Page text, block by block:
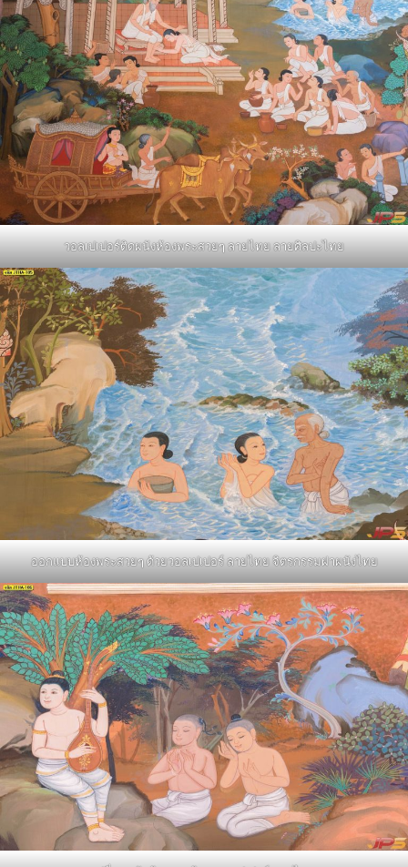
วอลเปเปอร์ติดผนังห้องพระสวยๆ ลายไทย ลายศิลปะไทย
ออกแบบห้องพระสวยๆ ด้วยวอลเปเปอร์ ลายไทย จิตรกรรมฝาผนังไทย